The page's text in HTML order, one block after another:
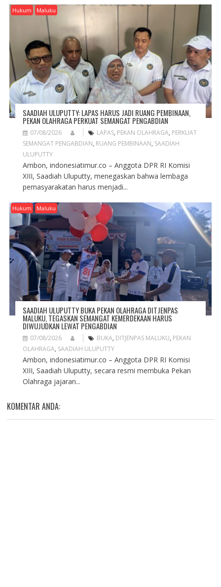
Hukum Maluku
SAADIAH ULUPUTTY: LAPAS HARUS JADI RUANG PEMBINAAN,
PEKAN OLAHRAGA PERKUAT SEMANGAT PENGABDIAN
07/08/2026 LAPAS, PEKAN OLAHRAGA, PERKUAT
SEMANGAT PENGABDIAN, RUANG PEMBINAAN, SAADIAH
ULUPUTTY
Ambon, indonesiatimur.co – Anggota DPR RI Komisi
XIII, Saadiah Uluputty, menegaskan bahwa lembaga
pemasyarakatan harus menjadi...
Hukum Maluku
SAADIAH ULUPUTTY BUKA PEKAN OLAHRAGA DITJENPAS
MALUKU, TEGASKAN SEMANGAT KEMERDEKAAN HARUS
DIWUJUDKAN LEWAT PENGABDIAN
07/08/2026 BUKA, DITJENPAS MALUKU, PEKAN
OLAHRAGA, SAADIAH ULUPUTTY
Ambon, indonesiatimur.co – Anggota DPR RI Komisi
XIII, Saadiah Uluputty, secara resmi membuka Pekan
Olahraga jajaran...
KOMENTAR ANDA: